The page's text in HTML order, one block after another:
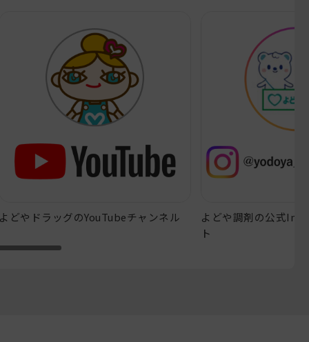
どやドラッグのYouTubeチャンネル
よどや調剤の公式
ト